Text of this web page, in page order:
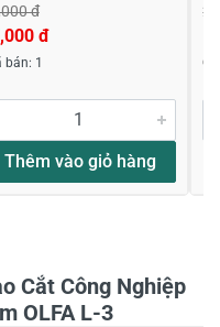
đ
đ
bán: 1
Thêm vào giỏ hàng
Cắt Công Nghiệp
OLFA L-3